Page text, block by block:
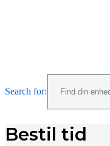
Search for:
Bestil tid